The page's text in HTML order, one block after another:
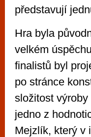
představují
Hra byla
velkém
finalistů byl
po stránce
složitost
jedno z
Mejzlík, který v